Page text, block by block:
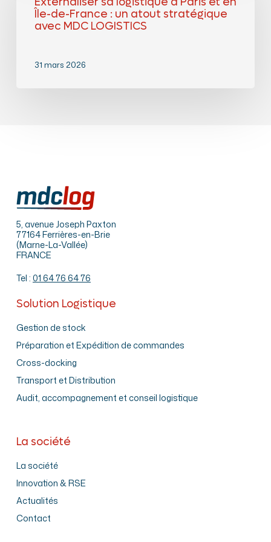
Paris
Île-de-France : un atout stratégique
avec MDC LOGISTICS
31 mars 2026
5, avenue Joseph Paxton
77164 Ferrières-en-Brie
(Marne-La-Vallée)
FRANCE
Tel : 01 64 76 64 76
Solution Logistique
Gestion de stock
Préparation et Expédition de commandes
Cross-docking
Transport et Distribution
Audit, accompagnement et conseil logistique
La société
La société
Innovation & RSE
Actualités
Contact